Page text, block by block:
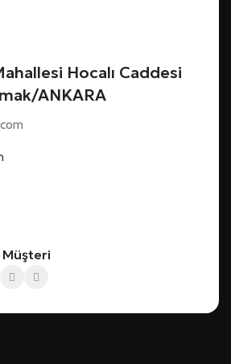
Hocalı Caddesi
ANKARA